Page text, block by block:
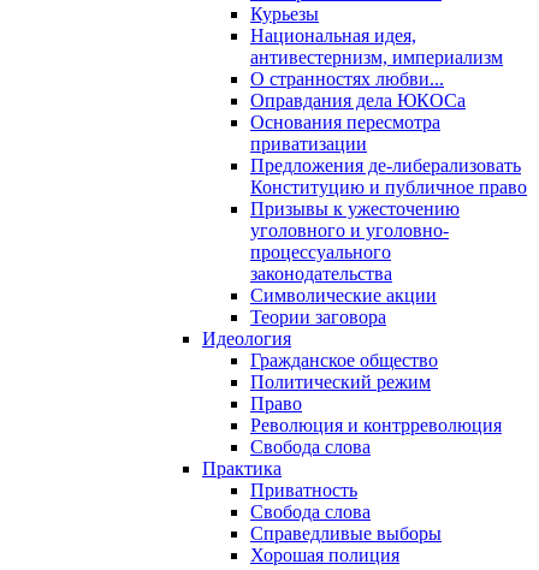
Курьезы
Национальная идея,
антивестернизм, империализм
О странностях любви...
Оправдания дела ЮКОСа
Основания пересмотра
приватизации
Предложения де-либерализовать
Конституцию и публичное право
Призывы к ужесточению
уголовного и уголовно-
процессуального
законодательства
Символические акции
Теории заговора
Идеология
Гражданское общество
Политический режим
Право
Революция и контрреволюция
Свобода слова
Практика
Приватность
Свобода слова
Справедливые выборы
Хорошая полиция